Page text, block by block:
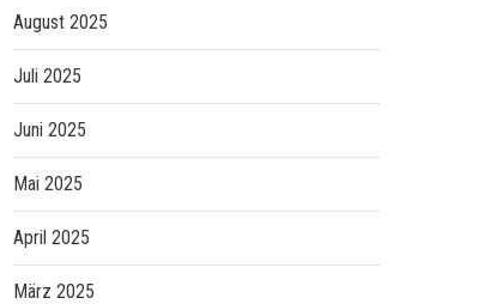
August 2025
Juli 2025
Juni 2025
Mai 2025
April 2025
März 2025